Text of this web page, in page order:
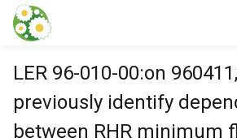
本文に飛ぶ
LER 96-010-00:on
previously identify
between RHR minimum